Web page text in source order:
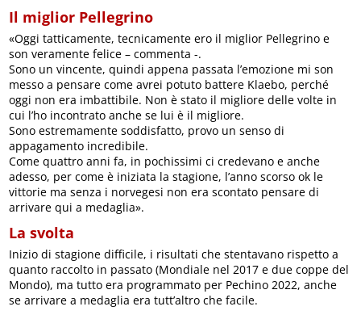
Il miglior Pellegrino
«Oggi tatticamente, tecnicamente ero il miglior Pellegrino e
son veramente felice – commenta -.
Sono un vincente, quindi appena passata l’emozione mi son
messo a pensare come avrei potuto battere Klaebo, perché
oggi non era imbattibile. Non è stato il migliore delle volte in
cui l’ho incontrato anche se lui è il migliore.
Sono estremamente soddisfatto, provo un senso di
appagamento incredibile.
Come quattro anni fa, in pochissimi ci credevano e anche
adesso, per come è iniziata la stagione, l’anno scorso ok le
vittorie ma senza i norvegesi non era scontato pensare di
arrivare qui a medaglia».
La svolta
Inizio di stagione difficile, i risultati che stentavano rispetto a
quanto raccolto in passato (Mondiale nel 2017 e due coppe del
Mondo), ma tutto era programmato per Pechino 2022, anche
se arrivare a medaglia era tutt’altro che facile.